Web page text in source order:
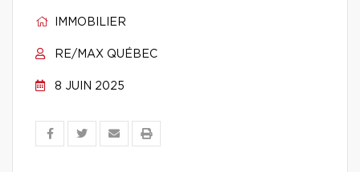
IMMOBILIER
RE/MAX QUÉBEC
8 JUIN 2025